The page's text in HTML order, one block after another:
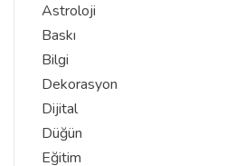
Astroloji
Baskı
Bilgi
Dekorasyon
Dijital
Düğün
Eğitim